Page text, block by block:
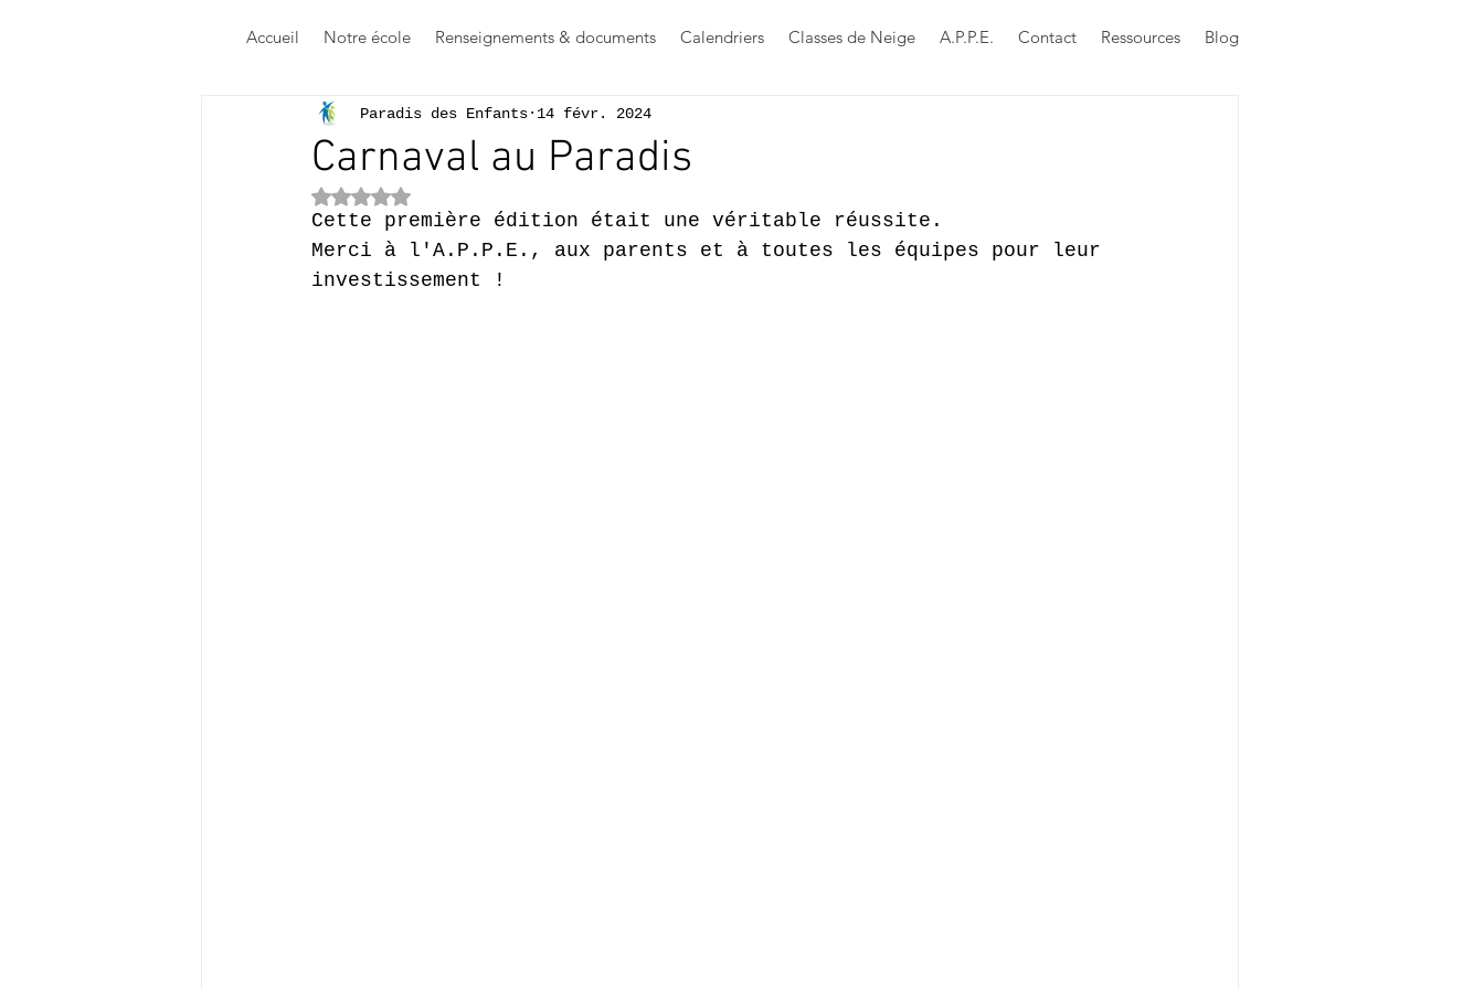
Accueil Notre école Renseignements & documents Calendriers Classes de Neige A.P.P.E. Contact Ressources Blog
Carnaval au Paradis
Paradis des Enfants 14 févr. 2024
Noté NaN étoiles sur 5.
Cette première édition était une véritable réussite.
Merci à l'A.P.P.E., aux parents et à toutes les équipes pour leur
investissement !